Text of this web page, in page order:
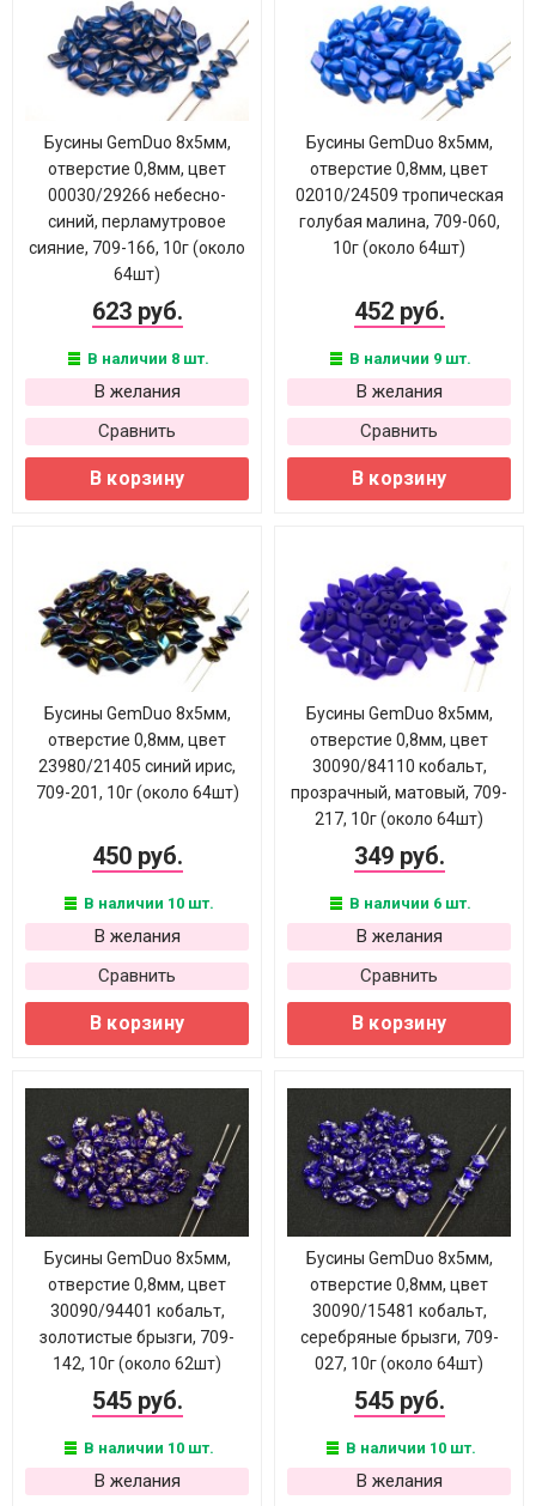
Бусины GemDuo 8х5мм,
отверстие 0,8мм, цвет
00030/29266 небесно-
синий, перламутровое
сияние, 709-166, 10г (около
64шт)
623 руб.
В наличии 8 шт.
В желания
Сравнить
В корзину
Бусины GemDuo 8х5мм,
отверстие 0,8мм, цвет
02010/24509 тропическая
голубая малина, 709-060,
10г (около 64шт)
452 руб.
В наличии 9 шт.
В желания
Сравнить
В корзину
Бусины GemDuo 8х5мм,
отверстие 0,8мм, цвет
23980/21405 синий ирис,
709-201, 10г (около 64шт)
450 руб.
В наличии 10 шт.
В желания
Сравнить
В корзину
Бусины GemDuo 8х5мм,
отверстие 0,8мм, цвет
30090/84110 кобальт,
прозрачный, матовый, 709-
217, 10г (около 64шт)
349 руб.
В наличии 6 шт.
В желания
Сравнить
В корзину
Бусины GemDuo 8х5мм,
отверстие 0,8мм, цвет
30090/94401 кобальт,
золотистые брызги, 709-
142, 10г (около 62шт)
545 руб.
В наличии 10 шт.
В желания
Бусины GemDuo 8х5мм,
отверстие 0,8мм, цвет
30090/15481 кобальт,
серебряные брызги, 709-
027, 10г (около 64шт)
545 руб.
В наличии 10 шт.
В желания